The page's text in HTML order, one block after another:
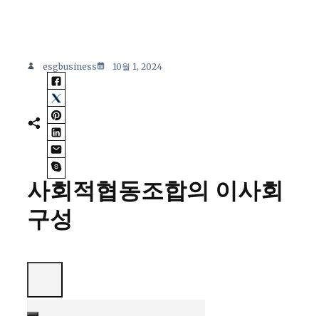
esgbusiness 10월 1, 2024
사회적협동조합의 이사회
구성